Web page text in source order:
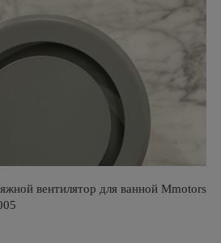
вентилятор для ванной Mmotors